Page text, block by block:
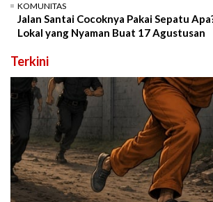
KOMUNITAS
Jalan Santai Cocoknya Pakai Sepatu
Lokal yang Nyaman Buat 17 Agustusan
Terkini